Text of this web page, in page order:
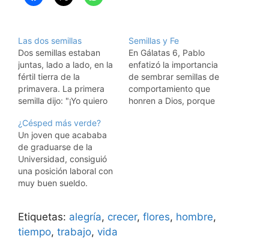
Las dos semillas
Dos semillas estaban
juntas, lado a lado, en la
fértil tierra de la
primavera. La primera
semilla dijo: "¡Yo quiero
raíces en la profundidad
del suelo que me
sostiene y hacer que mis
brotes empujen y
rompan la capa de tierra
que me cubre... Quiero
Semillas y Fe
En Gálatas 6, Pablo
enfatizó la importancia
de sembrar semillas de
comportamiento que
honren a Dios, porque
ejemplo…
¿Césped más verde?
Un joven que acababa
de graduarse de la
Universidad, consiguió
una posición laboral con
muy buen sueldo.
aprendía de ellos.
Amaba a su esposa y su
Etiquetas: alegría, crecer, flores, hombre,
tiempo, trabajo, vida